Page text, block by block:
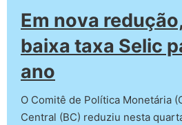
Em nova
baixa taxa Selic
ano
O Comitê de Política Monetária
Central (BC) reduziu nesta